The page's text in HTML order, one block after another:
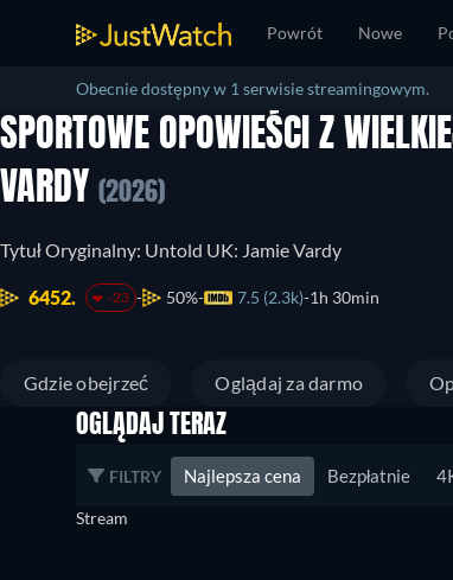
Powrót Nowe
Obecnie dostępny w 1 serwisie streamingowym.
SPORTOWE OPOWIEŚCI Z
VARDY (2026)
Tytuł Oryginalny: Untold UK: Jamie Vardy
6452. -23 50% 7.5 (2.3k) 1h 30min
Gdzie obejrzeć Oglądaj za darmo
OGLĄDAJ TERAZ
FILTRY Najlepsza cena Bezpłatnie
Stream